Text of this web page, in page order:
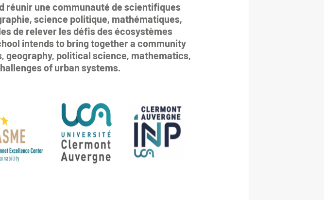
réunir une communauté de scientifiques
science politique, mathématiques,
de relever les défis des écosystèmes
intends to bring together a community
political science, mathematics,
of urban systems.